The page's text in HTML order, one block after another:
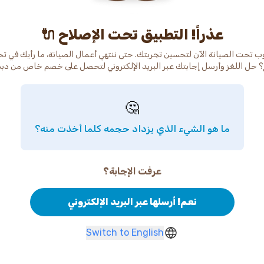
عذراً! التطبيق تحت الإصلاح 🔌
تحت الصيانة الآن لتحسين تجربتك. حتى ننتهي أعمال الصيانة، ما رأيك في
حل اللغز وأرسل إجابتك عبر البريد الإلكتروني لتحصل على خصم خاص من
🤔
ما هو الشيء الذي يزداد حجمه كلما أخذت منه؟
عرفت الإجابة؟
نعم! أرسلها عبر البريد الإلكتروني
Switch to English